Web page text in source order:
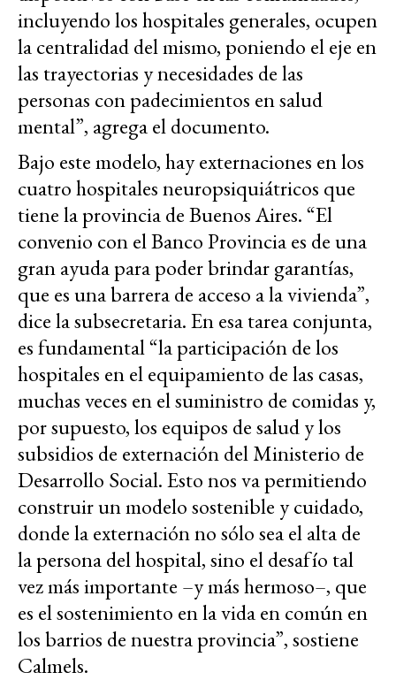
incluyendo los hospitales generales, ocupen
la centralidad del mismo, poniendo el eje en
las trayectorias y necesidades de las
personas con padecimientos en salud
mental”, agrega el documento.
Bajo este modelo, hay externaciones en los
cuatro hospitales neuropsiquiátricos que
tiene la provincia de Buenos Aires. “El
convenio con el Banco Provincia es de una
gran ayuda para poder brindar garantías,
que es una barrera de acceso a la vivienda”,
dice la subsecretaria. En esa tarea conjunta,
es fundamental “la participación de los
hospitales en el equipamiento de las casas,
muchas veces en el suministro de comidas y,
por supuesto, los equipos de salud y los
subsidios de externación del Ministerio de
Desarrollo Social. Esto nos va permitiendo
construir un modelo sostenible y cuidado,
donde la externación no sólo sea el alta de
la persona del hospital, sino el desafío tal
vez más importante –y más hermoso–, que
es el sostenimiento en la vida en común en
los barrios de nuestra provincia”, sostiene
Calmels.